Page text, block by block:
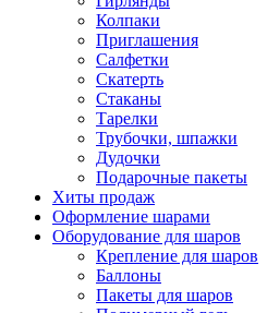
Колпаки
Приглашения
Салфетки
Скатерть
Стаканы
Тарелки
Трубочки, шпажки
Дудочки
Подарочные пакеты
Хиты продаж
Оформление шарами
Оборудование для шаров
Крепление для шаров
Баллоны
Пакеты для шаров